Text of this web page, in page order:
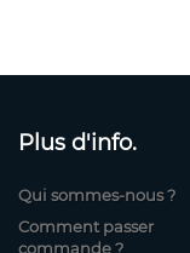
Plus d'info.
Qui sommes-nous ?
Comment passer
commande ?